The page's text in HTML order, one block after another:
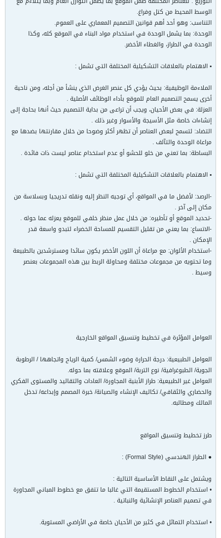
الوسط المحيط من كتل وفراغ.
التناسب: وهو أحد أهم قوانين التصميم المعماري على العموم.
الوحدة: بما يشمل الوحدة في استخدام مواد البناء في الموقع كله، وكذا
الوحدة في الطراز، والغطاء الأخضر.
▪ الاهتمام بالعلاقات التشكيلية المختلفة التي تشمل :
الملاءمة الوظيفية: بحيث يؤدي كل عنصر الغرض الذي ينشأ من أجله، ومن ناحية
أخرى يسمح التصميم العام للموقع بأداء الوظائف الأصلية .
العزلة: في بعض الأحيان، ويجب أن تراعى من بداية التصميم حيث أنها بحاجة إلى
إنشاءات خاصة مثل الأسيجة والأسوار وغير ذلك .
التضاد: لتسمح لبعض العناصر أن تظهر أكثر وضوحا من خلال مقارنتها بضدها مع
مراعاة الوحدة والتآلف .
البساطة: بما تعني من خلو للحشو أو عدم استخدام عناصر ليست ذات فائدة .
▪ الاهتمام بالعلاقات التشكيلية المختلفة التي تشمل :
-الرصد: لأفضل ما في المواقع، أي توجيه النظر إليه ونقله تدريجيا وبسلاسة من
مكان إلى آخر .
-تحديد الموقع أو تأطيره: من خلال عمل منظر خلفي للموقع يعزله عما حوله .
-الاتساع: بما يعني من تقليل التقسيم للمساحة الخضراء لتبدو واسعة قدر
الإمكان .
-استخدام الألوان: مع مراعاة أن اللون الأخضر يكون سائدا ومسترشدين بالطبيعة
وما تحتويه من مجموعات مختلفة ومحاولة الربط بين هذه المجموعات بعنصر
وسيط .
العوامل المؤثرة في تخطيط وتنسيق المواقع الخارجية
العوامل الطبيعية: درجة الحرارة وضوء الشمس/ كمية الرياح واتجاهها / الرطوبة
الجوية/ الطبوغرافية/ نوع التربة/ الموقع وعلاقته بما حوله.
العوامل غير الطبيعية: طراز الأبنية المجاورة/ العادات والتقاليد والمستوى الفكري
والحضاري والثقافي/ تكاليف الإنشاء والصيانة/ خبرة المصمم وإبداعه/ تدخل
المالك ومطالبه.
طرز تخطيط وتنسيق المواقع
● الطراز الهندسي (Formal Style) :
ويشتمل على النقاط الأساسية التالية :
• استخدام الخطوط المستقيمة التي غالبا ما تتفق مع خطوط المباني المجاورة
في تصميم العناصر الإنشائية والنباتية .
• استخدام التماثل في كثير من الأحيان خاصة في الأراضي المستوية.